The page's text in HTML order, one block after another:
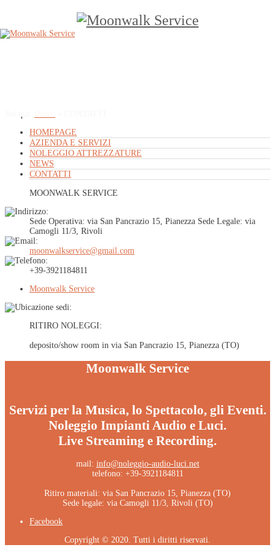
HOMEPAGE
AZIENDA E SERVIZI
NOLEGGIO ATTREZZATURE
NEWS
CONTATTI
MOONWALK SERVICE
Sede Operativa: via San Pancrazio 15, Pianezza Sede Legale: via
Camogli 11/3, Rivoli
moonwalkservice@gmail.com
+39-3921184811
Moonwalk Service
RITIRO NOLEGGI:
deposito/show room in via San Pancrazio 15, Pianezza (TO)
Moonwalk Service
Servizi per la Musica, lo Spettacolo, gli Eventi.
Noleggio Impianti Audio e Luci.
Live Streaming e Recording.
mail: info@noleggio-audio-luci.net
telefono: +39-3921184811
Ritiro materiali: via San Pancrazio 15, Pianezza (TO)
Sede legale: via Camogli 11/3, Rivoli (TO)
Facebook
Copyright © 2020. Tutti i diritti riservati.